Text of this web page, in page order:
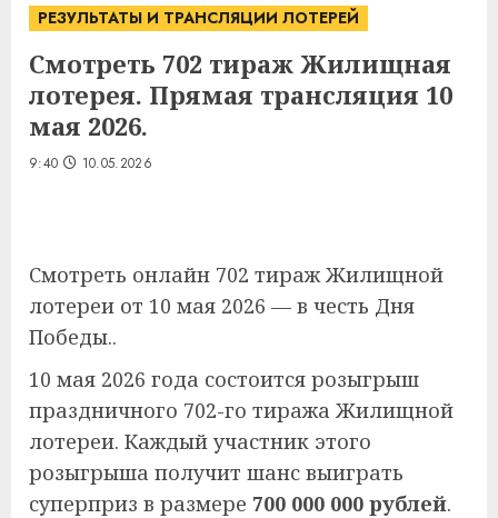
РЕЗУЛЬТАТЫ И ТРАНСЛЯЦИИ ЛОТЕРЕЙ
Смотреть 702 тираж Жилищная
лотерея. Прямая трансляция 10
мая 2026.
9:40 10.05.2026
Смотреть онлайн 702 тираж Жилищной
лотереи от 10 мая 2026 — в честь Дня
Победы..
10 мая 2026 года состоится розыгрыш
праздничного 702-го тиража Жилищной
лотереи. Каждый участник этого
розыгрыша получит шанс выиграть
суперприз в размере 700 000 000 рублей.